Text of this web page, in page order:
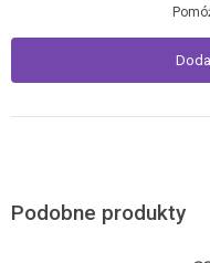
Podobne produkty